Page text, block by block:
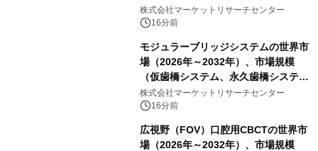
器、その他）・分析レポートを発表
株式会社マーケットリサーチセンター
16分前
モジュラーブリッジシステムの世界市
場（2026年～2032年）、市場規模
（仮歯橋システム、永久歯橋システ
ム）・分析レポートを発表
株式会社マーケットリサーチセンター
16分前
広視野（FOV）口腔用CBCTの世界市
場（2026年～2032年）、市場規模